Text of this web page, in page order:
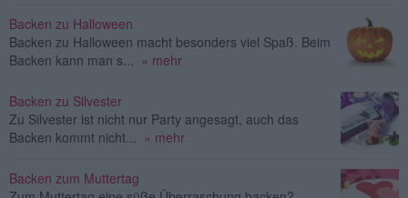
Backen zu Halloween
Backen zu Halloween macht besonders viel Spaß. Beim
Backen kann man s... » mehr
Backen zu Silvester
Zu Silvester ist nicht nur Party angesagt, auch das
Backen kommt nicht... » mehr
Backen zum Muttertag